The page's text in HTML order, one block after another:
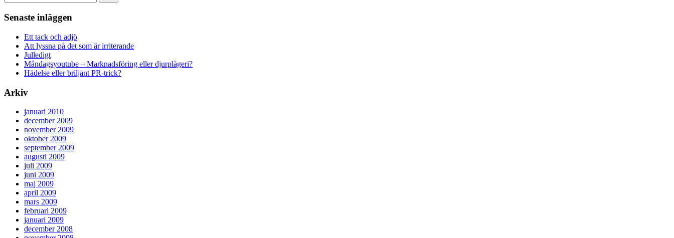
efter:
Senaste inläggen
Ett tack och adjö
Att lyssna på det som är irriterande
Julledigt
Måndagsyoutube – Marknadsföring eller djurplågeri?
Hädelse eller briljant PR-trick?
Arkiv
januari 2010
december 2009
november 2009
oktober 2009
september 2009
augusti 2009
juli 2009
juni 2009
maj 2009
april 2009
mars 2009
februari 2009
januari 2009
december 2008